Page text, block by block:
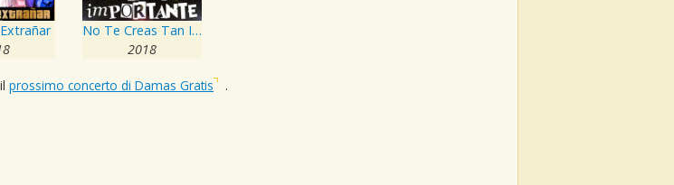
No Te Creas Tan Importante
2018
prossimo concerto di Damas Gratis .